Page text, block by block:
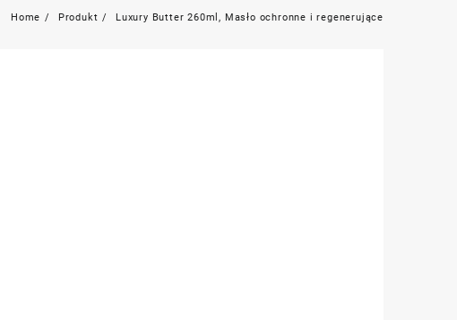
Home Produkt Luxury Butter 260ml, Masło ochronne i regenerujące